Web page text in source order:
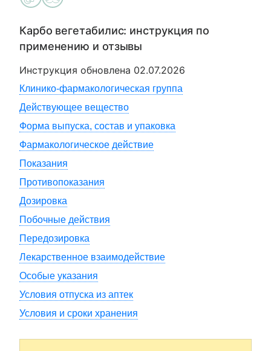
Карбо вегетабилис: инструкция по
применению и отзывы
Инструкция обновлена 02.07.2026
Клинико-фармакологическая группа
Действующее вещество
Форма выпуска, состав и упаковка
Фармакологическое действие
Показания
Противопоказания
Дозировка
Побочные действия
Передозировка
Лекарственное взаимодействие
Особые указания
Условия отпуска из аптек
Условия и сроки хранения